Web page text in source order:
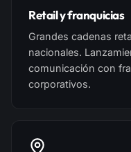
Retail y franquicias
Grandes cadenas
nacionales.
comunicación con
corporativos.